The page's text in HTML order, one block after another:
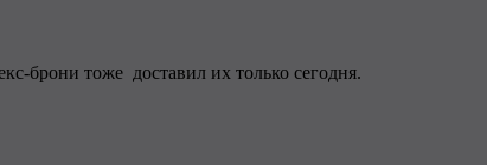
брони тоже доставил их только сегодня.